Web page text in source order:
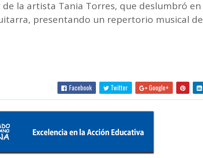
la artista Tania Torres, que deslumbró en
presentando un repertorio musical de
Facebook Twitter Google+